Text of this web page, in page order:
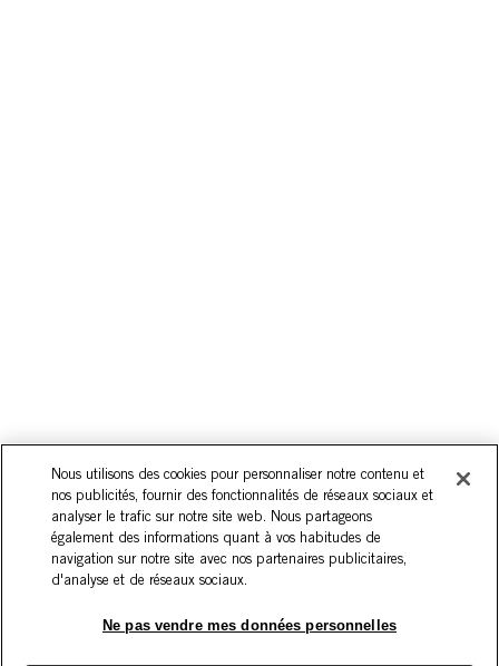
Nous utilisons des cookies pour personnaliser notre contenu et
nos publicités, fournir des fonctionnalités de réseaux sociaux et
analyser le trafic sur notre site web. Nous partageons
également des informations quant à vos habitudes de
navigation sur notre site avec nos partenaires publicitaires,
d'analyse et de réseaux sociaux.
Ne pas vendre mes données personnelles